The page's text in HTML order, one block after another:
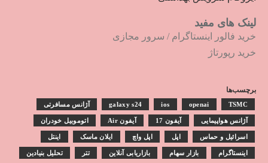
لینک های مفید
خرید فالور اینستاگرام / سرور مجازی
خرید رپورتاژ
برچسب‌ها
galaxy s24 ios openai TSMC آژانس مسافرتی
آژانس هواپیمایی آیفون 17 آیفون Air اتوموبیل خودران
اسرائیل و حماس اپل اپل واچ ایلان ماسک اینتل
اینستاگرام بازار سهام بازاریابی آنلاین تتر تحلیل بنیادین